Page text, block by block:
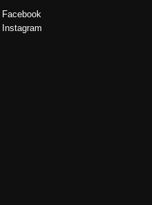
Facebook
Instagram